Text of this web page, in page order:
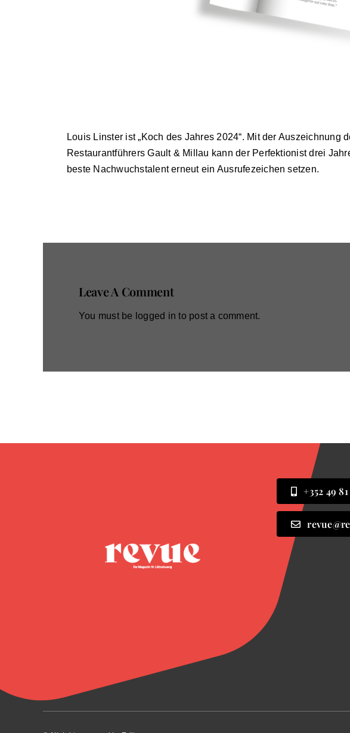
Louis Linster ist „Koch des Jahres 2024“. Mit der Auszeichnung
Restaurantführers Gault & Millau kann der Perfektionist drei
beste Nachwuchstalent erneut ein Ausrufezeichen setzen.
Leave A Comment
You must be logged in to post a comment.
+352 49